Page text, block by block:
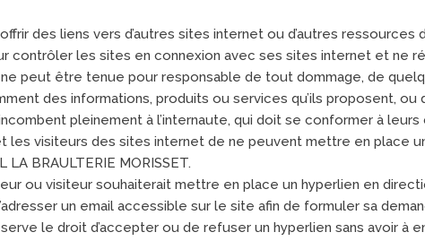
des liens vers d’autres sites internet ou d’autres ressources
contrôler les sites en connexion avec ses sites internet et
ne peut être tenue pour responsable de tout dommage, de
des informations, produits ou services qu’ils proposent,
pleinement à l’internaute, qui doit se conformer à leurs
les visiteurs des sites internet de ne peuvent mettre en place
BRAULTERIE MORISSET.
ou visiteur souhaiterait mettre en place un hyperlien en
un email accessible sur le site afin de formuler sa
le droit d’accepter ou de refuser un hyperlien sans avoir à